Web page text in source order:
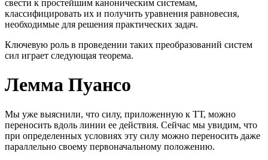
свести к простейшим каноническим системам,
классифицировать их и получить уравнения равновесия,
необходимые для решения практических задач.
Ключевую роль в проведении таких преобразований систем
сил играет следующая теорема.
Лемма Пуансо
Мы уже выяснили, что силу, приложенную к ТТ, можно
переносить вдоль линии ее действия. Сейчас мы увидим, что
при определенных условиях эту силу можно переносить даже
параллельно своему первоначальному положению.